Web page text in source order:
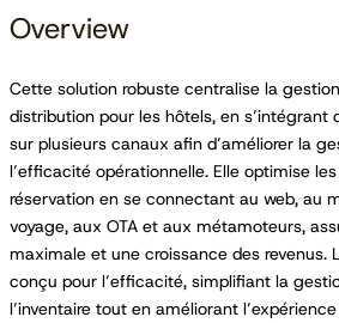
Overview
Cette solution robuste centralise la
distribution pour les hôtels, en s’intégrant
sur plusieurs canaux afin d’améliorer la
l’efficacité opérationnelle. Elle optimise
réservation en se connectant au web, au
voyage, aux OTA et aux métamoteurs,
maximale et une croissance des revenus.
conçu pour l’efficacité, simplifiant la
l’inventaire tout en améliorant